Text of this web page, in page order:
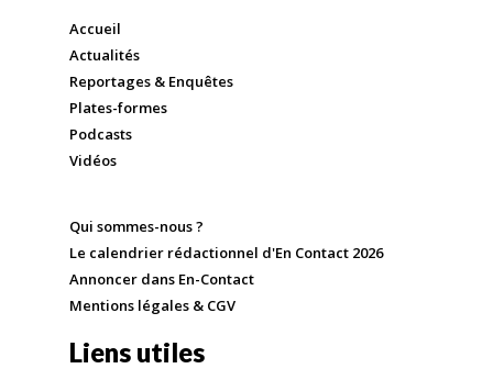
Accueil
Actualités
Reportages & Enquêtes
Plates-formes
Podcasts
Vidéos
Qui sommes-nous ?
Le calendrier rédactionnel d'En Contact 2026
Annoncer dans En-Contact
Mentions légales & CGV
Liens utiles